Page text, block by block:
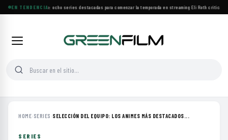
EN TENDENCIA
Estrenos de agosto: ocho series destacadas para comenzar la temporada en streaming·Eli Roth critica el
HOME› SERIES ›SELECCIÓN DEL EQUIPO: LOS ANIMES MÁS DESTACADOS...
SERIES